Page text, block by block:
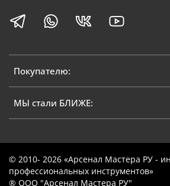
Покупателю:
МЫ стали БЛИЖЕ:
© 2010- 2026 «Арсенал Мастера РУ -
профессиональных инструментов»
® ООО "Арсенал Мастера РУ"